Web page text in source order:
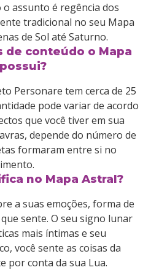
assunto é regência dos
tradicional no seu Mapa
de Sol até Saturno.
de conteúdo o Mapa
Personare tem cerca de 25
pode variar de acordo
que você tiver em sua
depende do número de
formaram entre si no
no Mapa Astral?
a suas emoções, forma de
sente. O seu signo lunar
mais íntimas e seu
você sente as coisas da
por conta da sua Lua.